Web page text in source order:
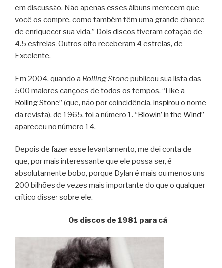
em discussão. Não apenas esses álbuns merecem que
você os compre, como também têm uma grande chance
de enriquecer sua vida.” Dois discos tiveram cotação de
4.5 estrelas. Outros oito receberam 4 estrelas, de
Excelente.
Em 2004, quando a Rolling Stone publicou sua lista das
500 maiores canções de todos os tempos, “Like a
Rolling Stone” (que, não por coincidência, inspirou o nome
da revista), de 1965, foi a número 1. “Blowin’ in the Wind”
apareceu no número 14.
Depois de fazer esse levantamento, me dei conta de
que, por mais interessante que ele possa ser, é
absolutamente bobo, porque Dylan é mais ou menos uns
200 bilhões de vezes mais importante do que o qualquer
crítico disser sobre ele.
Os discos de 1981 para cá